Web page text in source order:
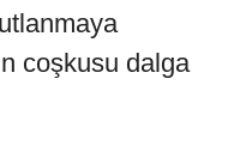
coşkusu dalga